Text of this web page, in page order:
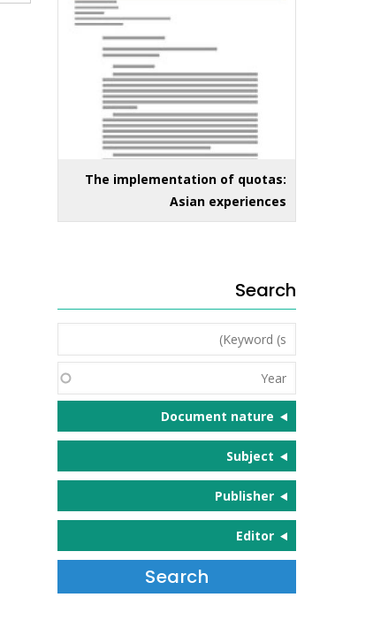
The implementation of quotas:
Asian experiences
Search
Keyword
(s)
Year
Document nature
Subject
Publisher
Editor